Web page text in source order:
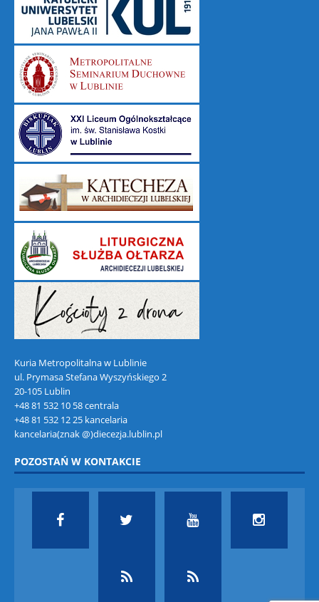
Kuria Metropolitalna w Lublinie
ul. Prymasa Stefana Wyszyńskiego 2
20-105 Lublin
+48 81 532 10 58 centrala
+48 81 532 12 25 kancelaria
kancelaria(znak @)diecezja.lublin.pl
POZOSTAŃ W KONTAKCIE